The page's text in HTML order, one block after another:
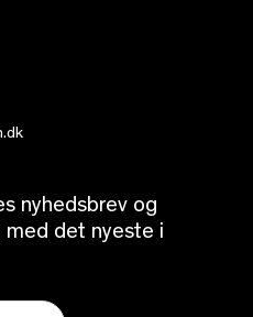
nyhedsbrev og
det nyeste i